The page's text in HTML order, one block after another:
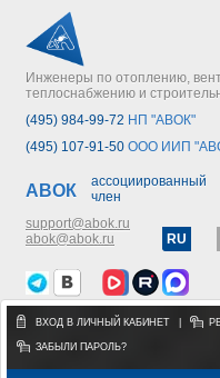
Инженеры по отоплению,
теплоснабжению и
(495) 984-99-72 НП "АВОК"
(495) 107-91-50 ООО ИИП
АВОК
ассоциированный
член
support@abok.ru
abok@abok.ru
RU
ВХОД В ЛИЧНЫЙ КАБИНЕТ
ЗАБЫЛИ ПАРОЛЬ?